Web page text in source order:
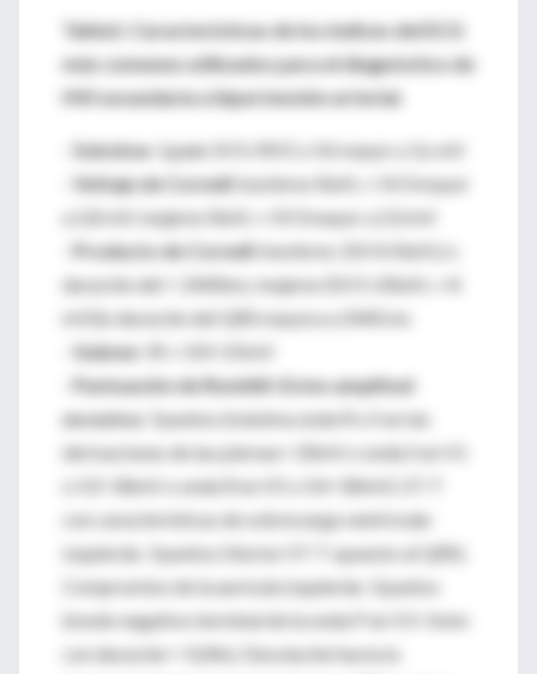
Tabla1: Características de los índices del ECG
más comunes utilizados para el diagnóstico de
HVI secundaria a hipertensión arterial.
Sokolow- Lyon:
SV1+RV5 o V6 mayor a 3,s mV
Voltaje de Cornell: hombres RaVL + SV3 mayor
a 2,8 mV; mujeres RaVL + SV3 mayor a 2,0 mV
Producto de Cornell: hombres: (SV3+RaVL) x
duración del = 2440ms; mujeres (SV3 +(RaVL + 8
mV))x duración del QRS mayora a 2440 ms
Gubner:
RI + SIII=25mV
Puntuación de Romhilt-Estes amplitud
excesiva:
3 puntos (máxima onda R o S en las
derivaciones de las piernas= 20mV o onda S en V1
o V2=30mV o onda R en V5 o V6=30mV). ST-T
con características de sobrecarga ventricular
izquierda: 3 puntos (Vector ST-T opuesto al QRS).
Compromiso de la aurícula izquierda: 3 puntos
(modo negativo terminal de la onda P en V1=1mm
con duración = 0,04s). Desviación hacia la